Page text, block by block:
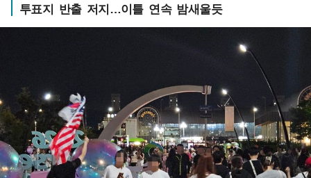
투표지 반출 저지…이틀 연속 밤새울듯